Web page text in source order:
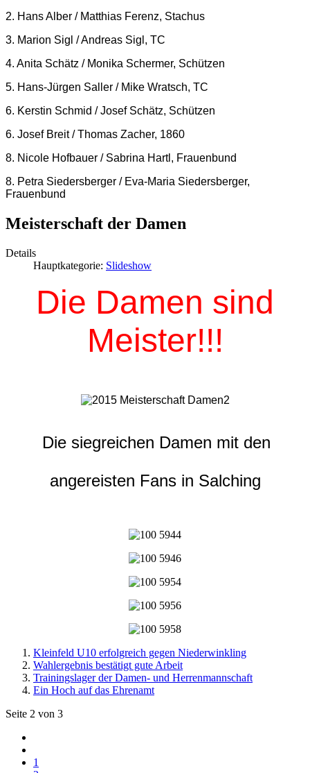
2. Hans Alber / Matthias Ferenz, Stachus
3. Marion Sigl / Andreas Sigl, TC
4. Anita Schätz / Monika Schermer, Schützen
5. Hans-Jürgen Saller / Mike Wratsch, TC
6. Kerstin Schmid / Josef Schätz, Schützen
6. Josef Breit / Thomas Zacher, 1860
8. Nicole Hofbauer / Sabrina Hartl, Frauenbund
8. Petra Siedersberger / Eva-Maria Siedersberger,
Frauenbund
Meisterschaft der Damen
Details
Hauptkategorie: Slideshow
Die Damen sind
Meister!!!
Die siegreichen Damen mit den
angereisten Fans in Salching
Kleinfeld U10 erfolgreich gegen Niederwinkling
Wahlergebnis bestätigt gute Arbeit
Trainingslager der Damen- und Herrenmannschaft
Ein Hoch auf das Ehrenamt
Seite 2 von 3
1